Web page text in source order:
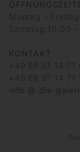
Montag –
Samstag 10:00
KONTAKT
+49 69 97 14 71 0
+49 69 97 14 71
info @ die-